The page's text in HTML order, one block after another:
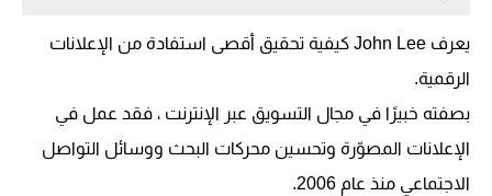
يعرف John Lee كيفية تحقيق أقصى استفادة من الإعلانات
الرقمية.
بصفته خبيرًا في مجال التسويق عبر الإنترنت ، فقد عمل في
الإعلانات المصوّرة وتحسين محركات البحث ووسائل التواصل
الاجتماعي منذ عام 2006.